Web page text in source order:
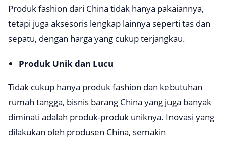
Produk fashion dari China tidak hanya pakaiannya,
tetapi juga aksesoris lengkap lainnya seperti tas dan
sepatu, dengan harga yang cukup terjangkau.
Produk Unik dan Lucu
Tidak cukup hanya produk fashion dan kebutuhan
rumah tangga, bisnis barang China yang juga banyak
diminati adalah produk-produk uniknya. Inovasi yang
dilakukan oleh produsen China, semakin